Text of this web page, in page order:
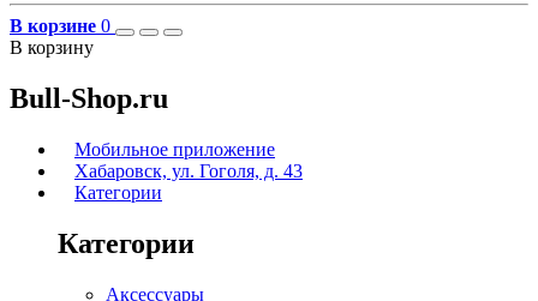
В корзине 0
В корзину
Bull-Shop.ru
Мобильное приложение
Хабаровск, ул. Гоголя, д. 43
Категории
Категории
Аксессуары